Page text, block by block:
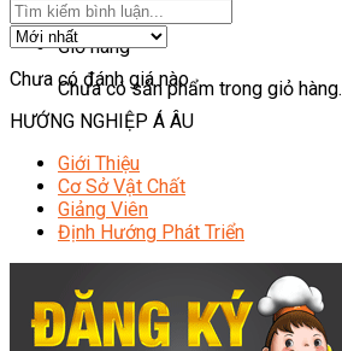
Giỏ hàng
Chưa có sản phẩm trong giỏ hàng.
Chưa có đánh giá nào.
HƯỚNG NGHIỆP Á ÂU
Giới Thiệu
Cơ Sở Vật Chất
Giảng Viên
Định Hướng Phát Triển